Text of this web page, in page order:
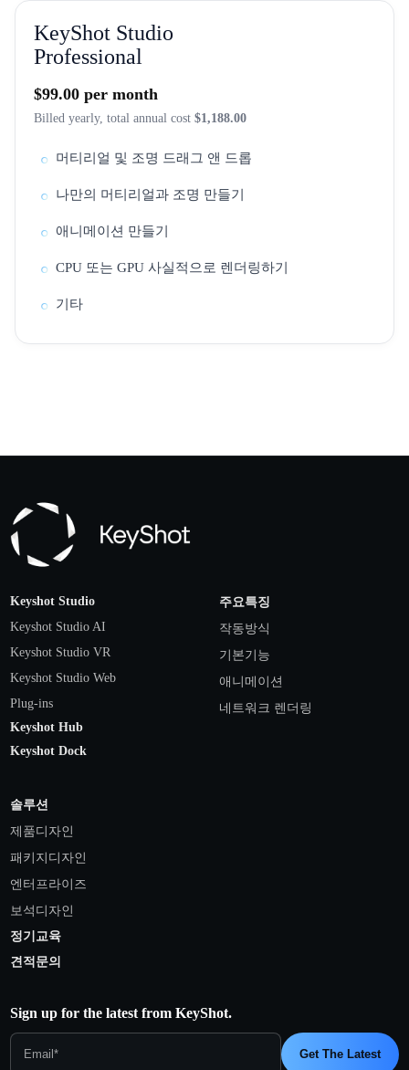
KeyShot Studio
Professional
$99.00 per month
Billed yearly, total annual cost $1,188.00
머티리얼 및 조명 드래그 앤 드롭
나만의 머티리얼과 조명 만들기
애니메이션 만들기
CPU 또는 GPU 사실적으로 렌더링하기
기타
Keyshot Studio
Keyshot Studio AI
Keyshot Studio VR
Keyshot Studio Web
Plug-ins
Keyshot Hub
Keyshot Dock
주요특징
작동방식
기본기능
애니메이션
네트워크 렌더링
솔루션
제품디자인
패키지디자인
엔터프라이즈
보석디자인
정기교육
견적문의
Sign up for the latest from KeyShot.
Get The Latest